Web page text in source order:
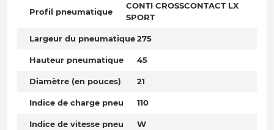
Profil pneumatique
CONTI CROSSCONTACT LX
SPORT
Largeur du pneumatique275
Hauteur pneumatique 45
Diamètre (en pouces) 21
Indice de charge pneu 110
Indice de vitesse pneu W